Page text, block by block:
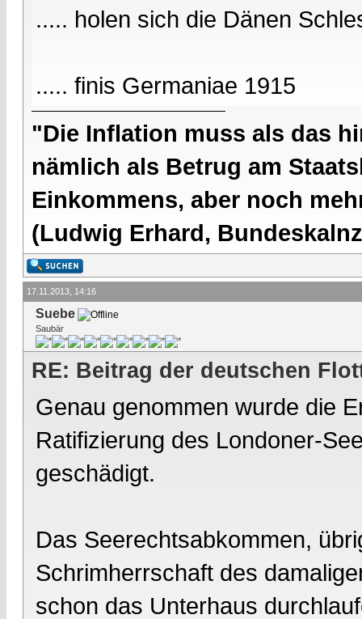
..... holen sich die Dänen
..... finis Germaniae 1915
"Die Inflation muss als das
nämlich als Betrug am
Einkommens, aber noch
(Ludwig Erhard,
17.11.2013, 14:16
Suebe
Saubär
RE: Beitrag der deutschen
Genau genommen wurde die
Ratifizierung des Londoner-
geschädigt.
Das Seerechtsabkommen,
Schrimherrschaft des
schon das Unterhaus